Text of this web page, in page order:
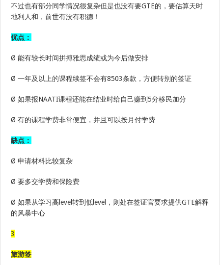
不过也有部分同学情况很复杂但是也没有要GTE的，要估算天时
地利人和，前世有没有积德！
优点：
Ø 能有较长时间拼搏雅思成绩或为今后做安排
Ø 一年及以上的课程续签不会有8503条款，方便转别的签证
Ø 如果报NAATI课程还能在结业时给自己赚到5分移民加分
Ø 有的课程学费非常便宜，并且可以按月付学费
缺点：
Ø 申请材料比较复杂
Ø 要多交学费和保险费
Ø 如果从学习高level转到低level，则处在签证官要求提供GTE解释
的风暴中心
3
旅游签